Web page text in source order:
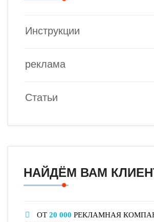
Инструкции
реклама
Статьи
НАЙДЁМ ВАМ
ОТ 20 000 РЕКЛАМНАЯ